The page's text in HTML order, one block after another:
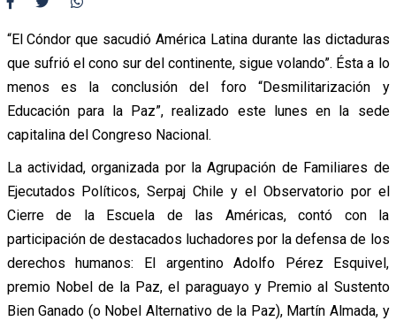
“El Cóndor que sacudió América Latina durante las dictaduras
que sufrió el cono sur del continente, sigue volando”. Ésta a lo
menos es la conclusión del foro “Desmilitarización y
Educación para la Paz”, realizado este lunes en la sede
capitalina del Congreso Nacional.
La actividad, organizada por la Agrupación de Familiares de
Ejecutados Políticos, Serpaj Chile y el Observatorio por el
Cierre de la Escuela de las Américas, contó con la
participación de destacados luchadores por la defensa de los
derechos humanos: El argentino Adolfo Pérez Esquivel,
premio Nobel de la Paz, el paraguayo y Premio al Sustento
Bien Ganado (o Nobel Alternativo de la Paz), Martín Almada, y